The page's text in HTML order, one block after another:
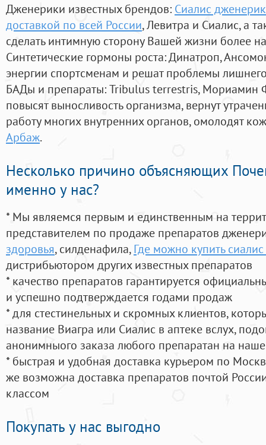
Дженерики известных брендов: Сиалис
доставкой по всей России, Левитра и Сиалис, а
сделать интимную сторону Вашей жизни более
Синтетические гормоны роста: Динатроп,
энергии спортсменам и решат проблемы
БАДы и препараты:Tribulus terrestris, Мориамин
повысят выносливость организма, вернут
работу многих внутренних органов, омолодят
Арбаж.
Несколько причино объясняющих
именно у нас?
* Мы являемся первым и единственным на
представителем по продаже препаратов
здоровья, силденафила, Где можно купить
дистрибьютором других известных препаратов
* качество препаратов гарантируется
и успешно подтверждается годами продаж
* для стестинельных и скромных клиентов,
название Виагра или Сиалис в аптеке вслух,
анонимныого заказа любого препаратан на
* быстрая и удобная доставка курьером по
же возможна доставка препаратов почтой
классом
Покупать у нас выгодно